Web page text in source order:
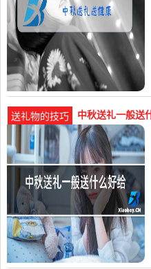
送礼物的技巧 中秋送礼一般送